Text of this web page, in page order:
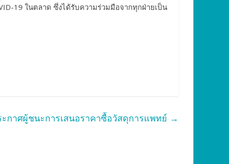
19 ในตลาด ซึ่งได้รับความร่วมมือจากทุกฝ่ายเป็น
ะกาศผู้ชนะการเสนอราคาซื้อวัสดุการแพทย์ →